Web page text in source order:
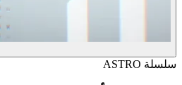
سلسلة ASTRO